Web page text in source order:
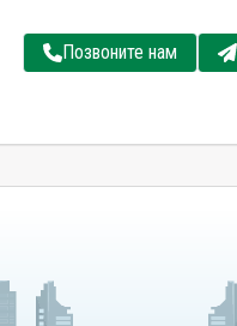
Позвоните нам